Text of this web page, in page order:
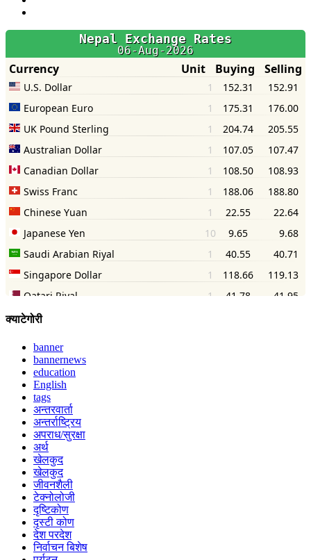
क्याटेगोरी
banner
bannernews
education
English
tags
अन्तरवार्ता
अन्तर्राष्ट्रिय
अपराध/सुरक्षा
अर्थ
खेलकुद
खेलकुद
जीवनशैली
टेक्नोलोजी
दृष्टिकोण
दृस्टी कोण
देश परदेश
निर्वाचन बिशेष